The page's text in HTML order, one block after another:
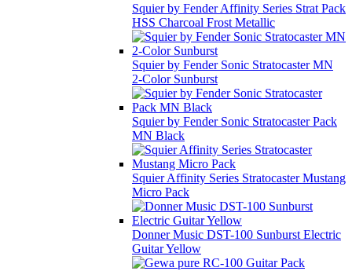
Squier by Fender Affinity Series Strat Pack
HSS Charcoal Frost Metallic
Squier by Fender Sonic Stratocaster MN
2-Color Sunburst
Squier by Fender Sonic Stratocaster Pack
MN Black
Squier Affinity Series Stratocaster Mustang
Micro Pack
Donner Music DST-100 Sunburst Electric
Guitar Yellow